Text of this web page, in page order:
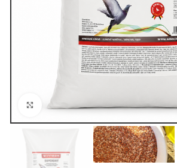
Click to enlarge